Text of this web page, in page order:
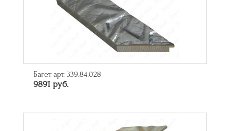
Багет арт. 339.84.028
9891 руб.